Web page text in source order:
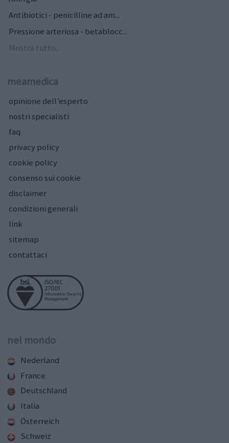
Antibiotici - penicilline ad am...
Pressione arteriosa - betablocc...
Mostra tutto...
meamedica
opinione dell’esperto
nostri specialisti
faq
privacy policy
cookie policy
consenso sui cookie
disclaimer
condizioni generali
link
sitemap
contattaci
nel mondo
Nederland
France
Deutschland
Italia
Österreich
Schweiz